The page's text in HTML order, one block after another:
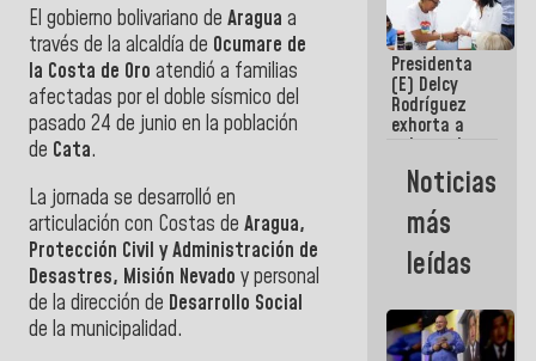
El gobierno bolivariano de Aragua a
través de la alcaldía de Ocumare de
la Costa de Oro atendió a familias
afectadas por el doble sísmico del
pasado 24 de junio en la población
de Cata.
La jornada se desarrolló en
articulación con Costas de Aragua,
Protección Civil y Administración de
Desastres, Misión Nevado y personal
de la dirección de Desarrollo Social
de la municipalidad.
Viceministerio
de Energía
Eléctrica y
CORPOELEC
Presidenta
(E) Delcy
Rodríguez
exhorta a
gobernadores
y alcaldes a
edificar
casas para
abuelos
Noticias
más
leídas